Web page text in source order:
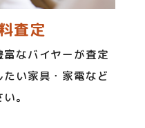
査定
なバイヤーが査定
い家具・家電など
。